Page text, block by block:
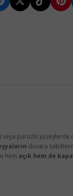
veya pürüzlü
duvara
hem açık hem de